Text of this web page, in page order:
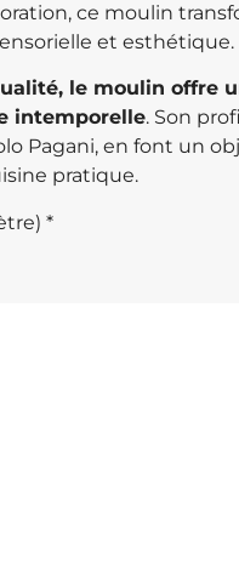
ce moulin
et esthétique.
le moulin offre
intemporelle. Son
Pagani, en font un
pratique.
*